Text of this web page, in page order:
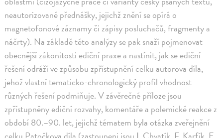
neautorizované přednášky, jejichž znění se opírá o
magnetofonové záznamy či zápisy posluchačů, fragmenty a
náčrty). Na základě této analýzy se pak snaží pojmenovat
obecnější zákonitosti ediční praxe a nastínit, jak se ediční
řešení odráží ve způsobu zpřístupnění celku autorova díla,
jehož vlastní tematicko-chronologický profil vhodnost
různých řešení podmiňuje. V závěrečné příloze jsou
zpřístupněny ediční rozvahy, komentáře a polemické reakce z
období 80.–90. let, jejichž tématem byla otázka zveřejnění